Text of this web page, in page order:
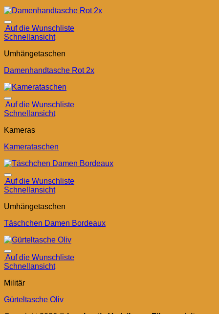
Auf die Wunschliste
Schnellansicht
Umhängetaschen
Damenhandtasche Rot 2x
Auf die Wunschliste
Schnellansicht
Kameras
Kamerataschen
Auf die Wunschliste
Schnellansicht
Umhängetaschen
Täschchen Damen Bordeaux
Auf die Wunschliste
Schnellansicht
Militär
Gürteltasche Oliv